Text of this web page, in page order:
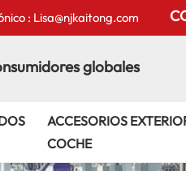
: Lisa@njkaitong.com
globales
ACCESORIOS
COCHE